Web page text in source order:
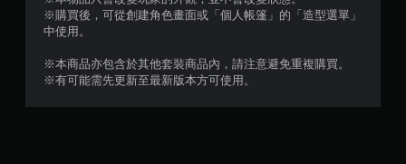
共
6
※購買後，可從創建角色畫面或「個人帳篷」的「造型選單」
中使用。
※本商品亦包含於其他套裝商品內，請注意避免重複購買。
※有可能需先更新至最新版本方可使用。